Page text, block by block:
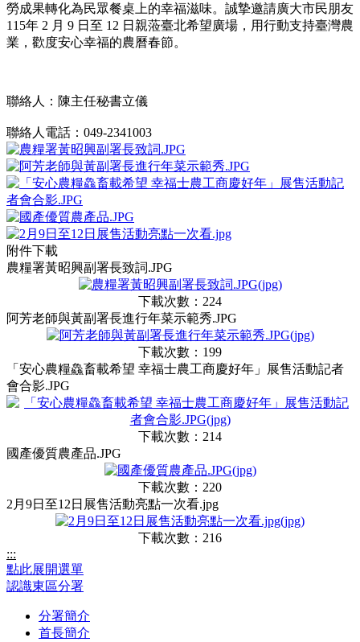
勞成果轉化為民眾餐桌上的幸福滋味。誠摯邀請廣大市民朋友
115年 2 月 9 日至 12 日親蒞臺北希望廣場，用行動支持臺灣農
業，歡度安心幸福的農曆春節。
聯絡人：陳主任秘書立儀
聯絡人電話：049-2341003
附件下載
農糧署黃昭興副署長致詞.JPG
下載次數：224
阿芳老師與黃副署長進行年菜示範秀.JPG
下載次數：199
「安心農糧鱻畜載希望 幸福士農工商慶好年」展售活動記者
會合影.JPG
下載次數：214
國產優質農產品.JPG
下載次數：220
2月9日至12日展售活動亮點一次看.jpg
下載次數：216
:::
點此展開選單
認識東區分署
分署簡介
首長簡介